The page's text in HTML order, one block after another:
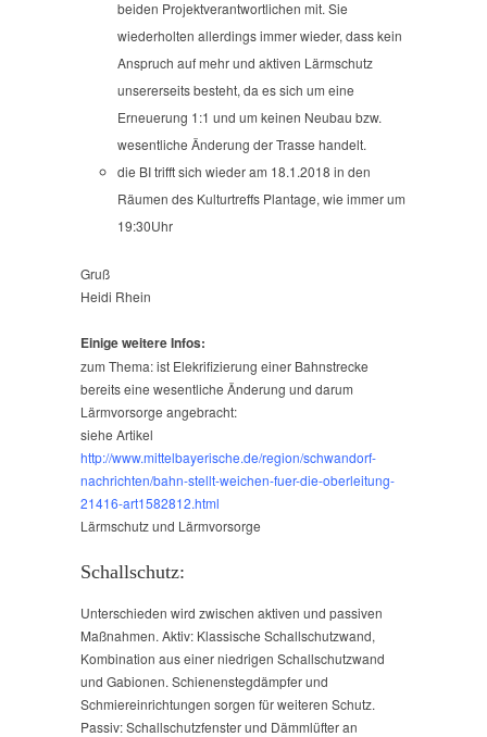
beiden Projektverantwortlichen mit. Sie
wiederholten allerdings immer wieder, dass kein
Anspruch auf mehr und aktiven Lärmschutz
unsererseits besteht, da es sich um eine
Erneuerung 1:1 und um keinen Neubau bzw.
wesentliche Änderung der Trasse handelt.
die BI trifft sich wieder am 18.1.2018 in den
Räumen des Kulturtreffs Plantage, wie immer um
19:30Uhr
Gruß
Heidi Rhein
Einige weitere Infos:
zum Thema: ist Elekrifizierung einer Bahnstrecke
bereits eine wesentliche Änderung und darum
Lärmvorsorge angebracht:
siehe Artikel
http://www.mittelbayerische.de/region/schwandorf-
nachrichten/bahn-stellt-weichen-fuer-die-oberleitung-
21416-art1582812.html
Lärmschutz und Lärmvorsorge
Schallschutz:
Unterschieden wird zwischen aktiven und passiven
Maßnahmen. Aktiv: Klassische Schallschutzwand,
Kombination aus einer niedrigen Schallschutzwand
und Gabionen. Schienenstegdämpfer und
Schmiereinrichtungen sorgen für weiteren Schutz.
Passiv: Schallschutzfenster und Dämmlüfter an